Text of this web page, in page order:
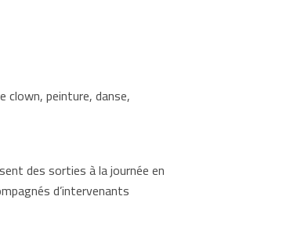
peinture, danse,
des sorties à la journée en
d’intervenants